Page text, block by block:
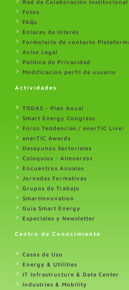
Red de Colaboración Institucional
Fotos
FAQs
Enlaces de Interés
Formulario de contacto
Aviso Legal
Politica de Privacidad
Modificación perfil de usuario
Actividades
TODAS - Plan Anual
Smart Energy Congress
Foros Tendencias / enerTIC Live!
enerTIC Awards
Desayunos Sectoriales
Coloquios - Almuerzos
Encuentros Anuales
Jornadas Formativas
Grupos de Trabajo
SmartInnovation
Guia Smart Energy
Especiales y Newsletter
Centro de Conocimiento
Casos de Uso
Energy & Utilities
IT Infrastructure & Data Center
Industries & Mobility